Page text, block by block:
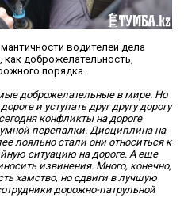
водителей дела
как доброжелательность,
порядка.
доброжелательные в мире. Но
и уступать друг другу дорогу
конфликты на дороге
перепалки. Дисциплина на
лояльно стали они относиться к
ситуацию на дороге. А еще
извинения. Много, конечно,
хамство, но сдвиги в лучшую
дорожно-патрульной